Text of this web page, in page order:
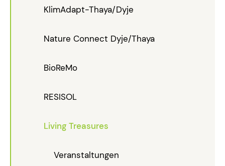
KlimAdapt-Thaya/Dyje
Nature Connect Dyje/Thaya
BioReMo
RESISOL
Living Treasures
Veranstaltungen